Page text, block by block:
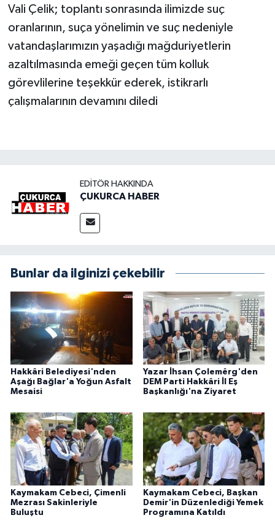
Vali Çelik; toplantı sonrasında ilimizde suç
oranlarının, suça yönelimin ve suç nedeniyle
vatandaşlarımızın yaşadığı mağduriyetlerin
azaltılmasında emeği geçen tüm kolluk
görevlilerine teşekkür ederek, istikrarlı
çalışmalarının devamını diledi
EDITÖR HAKKINDA
ÇUKURCA HABER
Bunlar da ilginizi çekebilir
Hakkâri Belediyesi'nden
Aşağı Bağlar'a Yoğun Asfalt
Mesaisi
Yazar İhsan Çolemêrg'den
DEM Parti Hakkâri İl Eş
Başkanlığı'na Ziyaret
Kaymakam Cebeci, Çimenli
Mezrası Sakinleriyle
Buluştu
Kaymakam Cebeci, Başkan
Demir'in Düzenlediği Yemek
Programına Katıldı